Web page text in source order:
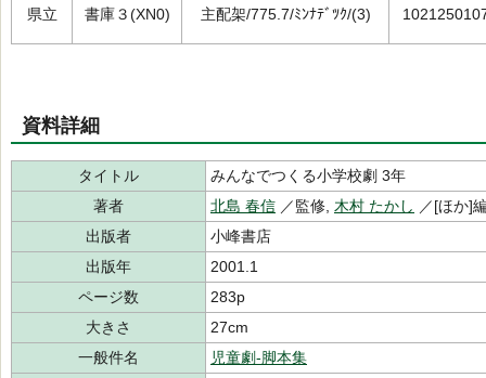
県立 書庫３(XN0) 主配架/775.7/ﾐﾝﾅﾃﾞﾂｸ/(3)
資料詳細
タイトル
みんなでつくる小学校劇 3年
著者
北島 春信 ／監修, 木村 たかし ／[ほか]
出版者
小峰書店
出版年
2001.1
ページ数
283p
大きさ
27cm
一般件名
児童劇-脚本集